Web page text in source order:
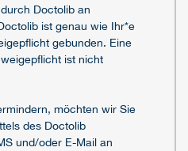
Doctolib an
ist genau wie Ihr*e
gebunden. Eine
ist nicht
möchten wir Sie
des Doctolib
und/oder E-Mail an